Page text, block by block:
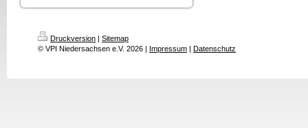
Druckversion | Sitemap
© VPI Niedersachsen e.V. 2026 | Impressum | Datenschutz